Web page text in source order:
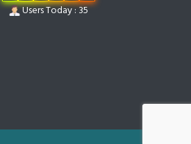
Users Today : 35